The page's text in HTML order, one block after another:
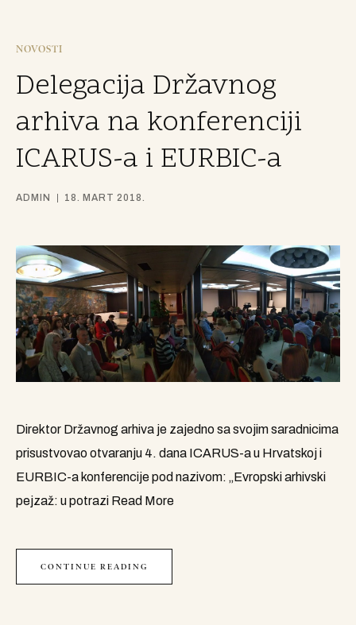
NOVOSTI
Delegacija Državnog
arhiva na konferenciji
ICARUS-a i EURBIC-a
ADMIN 18. MART 2018.
Direktor Državnog arhiva je zajedno sa svojim saradnicima
prisustvovao otvaranju 4. dana ICARUS-a u Hrvatskoj i
EURBIC-a konferencije pod nazivom: „Evropski arhivski
pejzaž: u potrazi Read More
CONTINUE READING